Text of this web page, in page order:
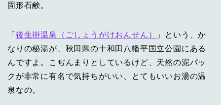
固形石鹸。
「 後生掛温泉（ごしょうがけおんせん）
」という、か
なりの秘湯が、秋田県の十和田八幡平国立公園にある
んですよ。こぢんまりとしているけど、天然の泥パッ
クが非常に有名で気持ちがいい、とてもいいお湯の温
泉なの。